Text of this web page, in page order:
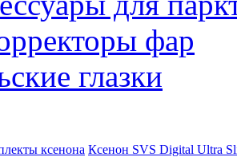
фар
глазки
ксенона Ксенон SVS Digital Ultra